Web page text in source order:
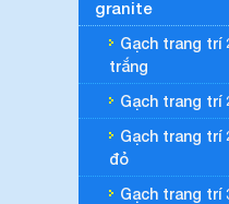
granite
Gạch trang trí
trắng
Gạch trang trí
Gạch trang trí
đỏ
Gạch trang trí
ĐẠI HỘI ĐỒNG